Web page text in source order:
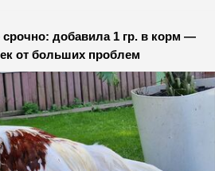
добавила 1 гр. в корм —
от больших проблем